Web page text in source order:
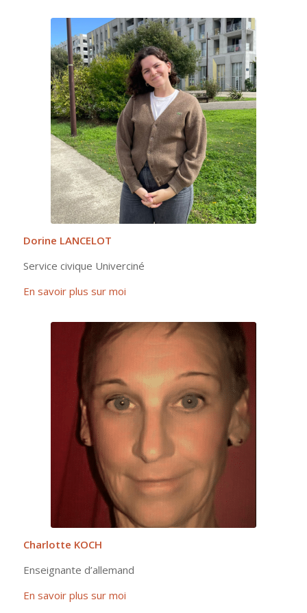
Dorine LANCELOT
Service civique Univerciné
En savoir plus sur moi
Charlotte KOCH
Enseignante d’allemand
En savoir plus sur moi